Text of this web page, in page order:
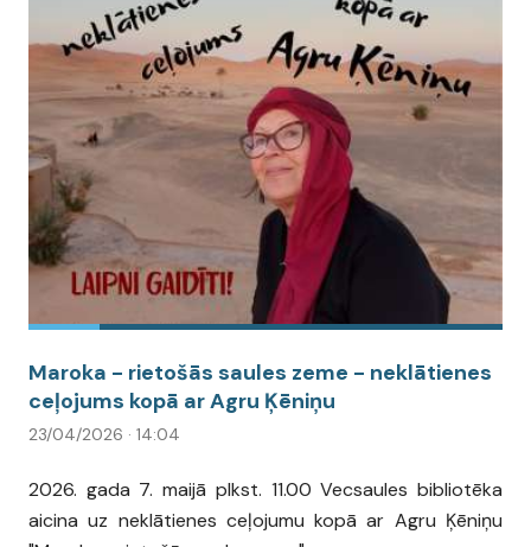
Maroka - rietošās saules zeme - neklātienes
ceļojums kopā ar Agru Ķēniņu
23/04/2026 · 14:04
2026. gada 7. maijā plkst. 11.00 Vecsaules bibliotēka
aicina uz neklātienes ceļojumu kopā ar Agru Ķēniņu